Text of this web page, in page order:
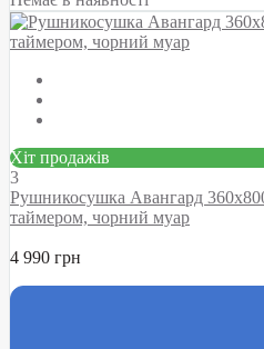
Хіт продажів
3
Рушникосушка Авангард
таймером, чорний муар
4 990 грн